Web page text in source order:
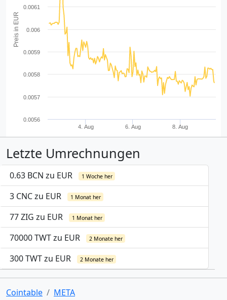
Preis in EUR
4. Aug 6. Aug 8. Aug
0.0056
0.0057
0.0058
0.0059
0.006
0.0061
Letzte Umrechnungen
0.63 BCN zu EUR 1 Woche her
3 CNC zu EUR 1 Monat her
77 ZIG zu EUR 1 Monat her
70000 TWT zu EUR 2 Monate her
300 TWT zu EUR 2 Monate her
Cointable META